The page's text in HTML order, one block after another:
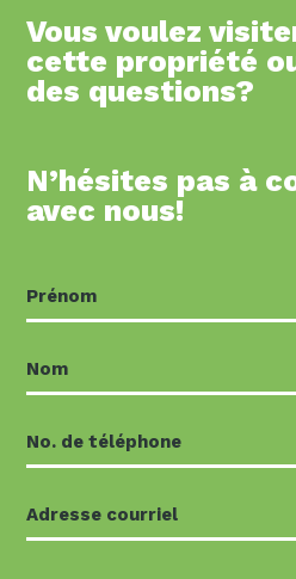
Vous voulez
cette propriété
des questions?
N’hésites pas à
avec nous!